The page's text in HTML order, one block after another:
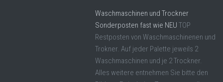
Waschmaschinen und Trockner
Sonderposten fast wie NEU TOP
Restposten von Waschmaschinenen und
Trokner. Auf jeder Palette jeweils 2
Waschmaschinen und je 2 Trockner.
Alles weitere entnehmen Sie bitte den